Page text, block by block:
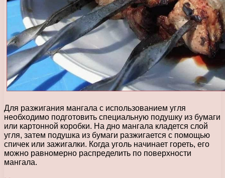
Для разжигания мангала с использованием угля
необходимо подготовить специальную подушку из бумаги
или картонной коробки. На дно мангала кладется слой
угля, затем подушка из бумаги разжигается с помощью
спичек или зажигалки. Когда уголь начинает гореть, его
можно равномерно распределить по поверхности
мангала.